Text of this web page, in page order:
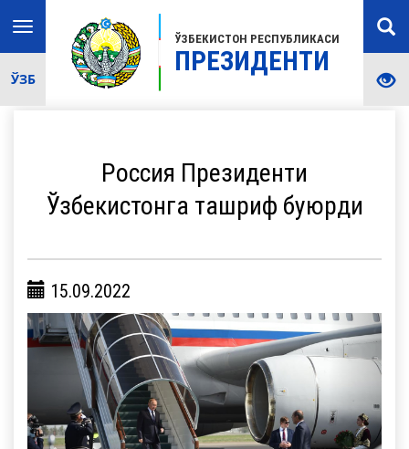
ЎЗБЕКИСТОН РЕСПУБЛИКАСИ
ПРЕЗИДЕНТИ
Toggle
navigation
ЎЗБ
Россия Президенти
Ўзбекистонга ташриф буюрди
15.09.2022